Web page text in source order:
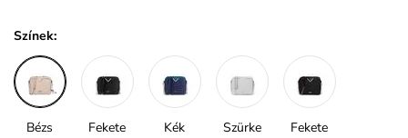
Színek:
Bézs Fekete Kék Szürke Fekete